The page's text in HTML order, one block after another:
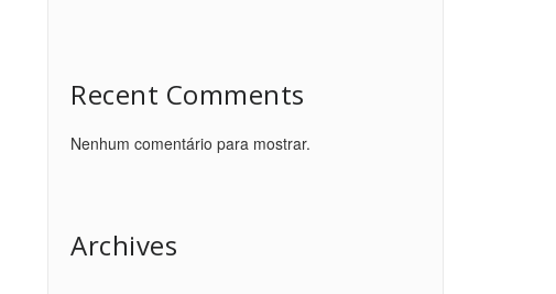
Recent Comments
Nenhum comentário para mostrar.
Archives